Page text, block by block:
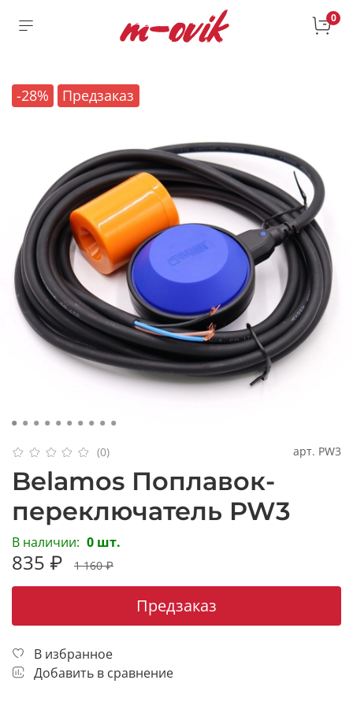
0
-28% Предзаказ
(0) арт. PW3
Belamos Поплавок-
переключатель PW3
В наличии: 0 шт.
835 ₽ 1 160 ₽
Предзаказ
В избранное
Добавить в сравнение